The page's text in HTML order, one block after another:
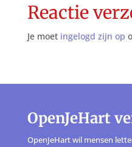
Reactie
Je moet ingelogd zijn op
OpenJeHart
OpenJeHart wil mensen